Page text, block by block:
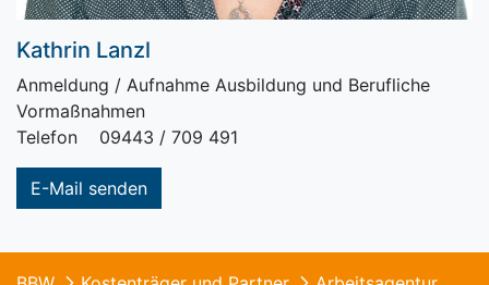
Kathrin Lanzl
Anmeldung / Aufnahme Ausbildung und Berufliche
Vormaßnahmen
Telefon 09443 / 709 491
E-Mail senden